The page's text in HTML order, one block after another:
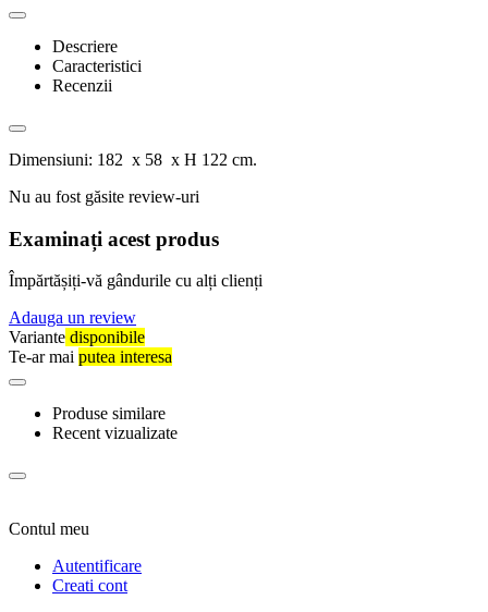
Descriere
Caracteristici
Recenzii
Dimensiuni: 182 x 58 x H 122 cm.
Nu au fost găsite review-uri
Examinați acest produs
Împărtășiți-vă gândurile cu alți clienți
Adauga un review
Variante disponibile
Te-ar mai putea interesa
Produse similare
Recent vizualizate
Contul meu
Autentificare
Creati cont